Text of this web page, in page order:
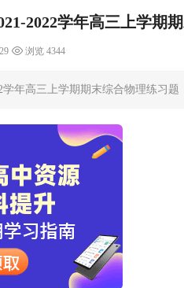
2022学年高三上学期
浏览 4344
年高三上学期期末综合物理练习题